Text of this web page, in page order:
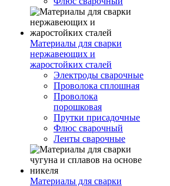
Материалы для сварки
нержавеющих и
жаростойких сталей
Электроды сварочные
Проволока сплошная
Проволока
порошковая
Прутки присадочные
Флюс сварочный
Ленты сварочные
Материалы для сварки